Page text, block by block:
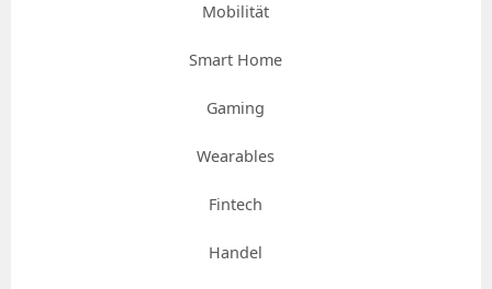
Mobilität
Smart Home
Gaming
Wearables
Fintech
Handel